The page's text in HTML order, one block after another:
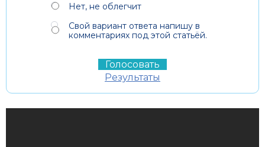
Нет, не облегчит
Свой вариант ответа напишу в
комментариях под этой статьёй.
Результаты